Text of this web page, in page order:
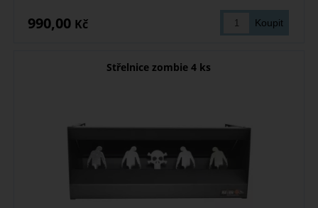
990,00 Kč
Střelnice zombie 4 ks